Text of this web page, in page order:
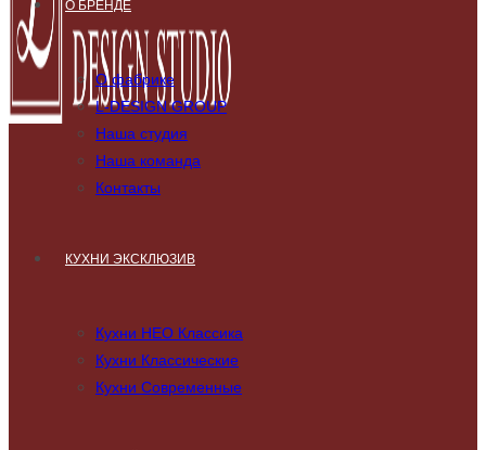
О БРЕНДЕ
О фабрике
L-DESIGN GROUP
Наша студия
Наша команда
Контакты
КУХНИ ЭКСКЛЮЗИВ
Кухни НЕО Классика
Кухни Классические
Кухни Современные